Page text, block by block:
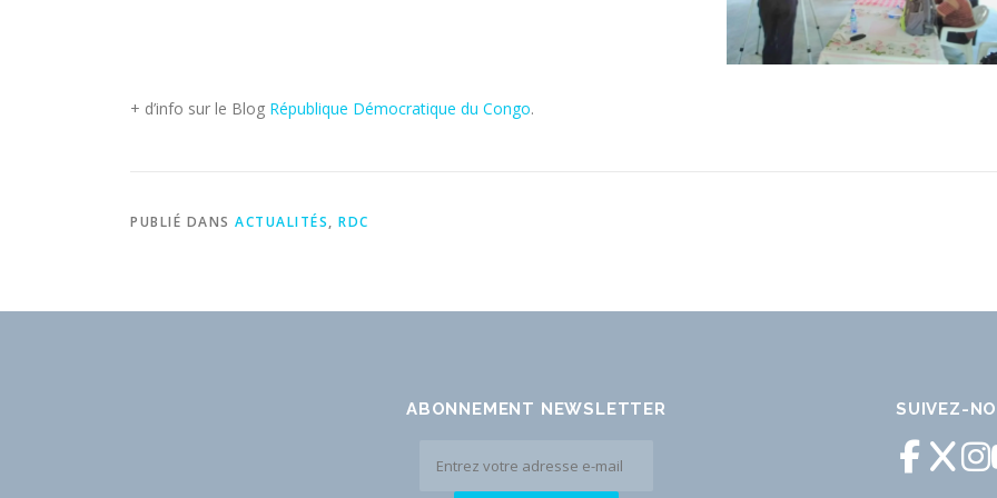
+ d’info sur le Blog République Démocratique du Congo.
PUBLIÉ DANS ACTUALITÉS, RDC
ABONNEMENT NEWSLETTER SUIVEZ-